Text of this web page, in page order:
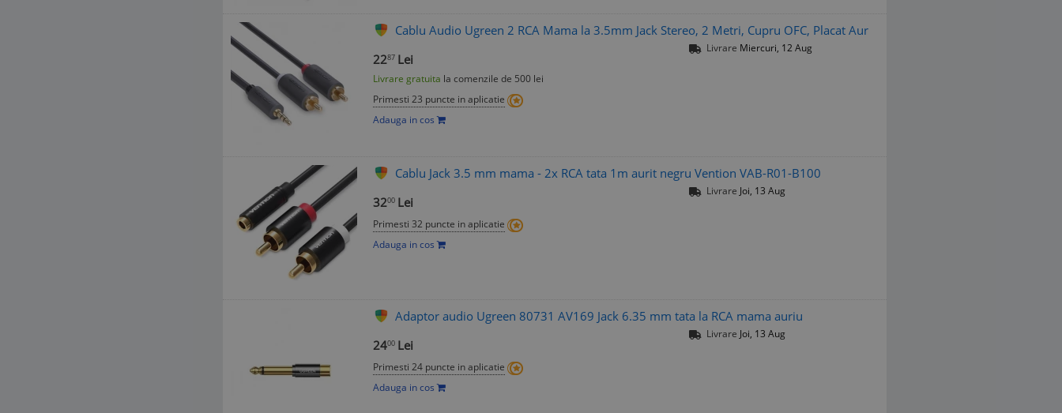
Cablu Audio Ugreen 2 RCA Mama la 3.5mm Jack Stereo, 2 Metri, Cupru OFC, Placat Aur
2287 Lei
Livrare gratuita la comenzile de 500 lei
Primesti 23 puncte in aplicatie
Adauga in cos
Livrare Miercuri, 12 Aug
Cablu Jack 3.5 mm mama - 2x RCA tata 1m aurit negru Vention VAB-R01-B100
3200 Lei
Primesti 32 puncte in aplicatie
Adauga in cos
Livrare Joi, 13 Aug
Adaptor audio Ugreen 80731 AV169 Jack 6.35 mm tata la RCA mama auriu
2400 Lei
Primesti 24 puncte in aplicatie
Adauga in cos
Livrare Joi, 13 Aug